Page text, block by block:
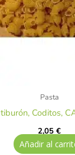
Pasta
Coditos,
2,05€
Añadir al